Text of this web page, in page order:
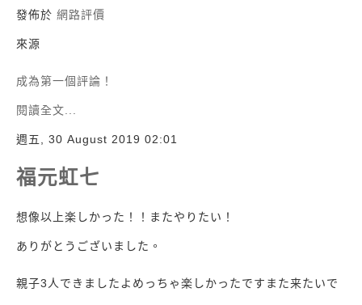
發佈於 網路評價
來源
成為第一個評論！
閱讀全文...
週五, 30 August 2019 02:01
福元虹七
想像以上楽しかった！！またやりたい！
ありがとうございました。
親子3人できましたよめっちゃ楽しかったですまた来たいで